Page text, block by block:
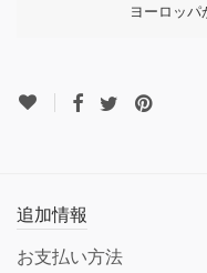
ヨーロッパ
追加情報
お支払い方法